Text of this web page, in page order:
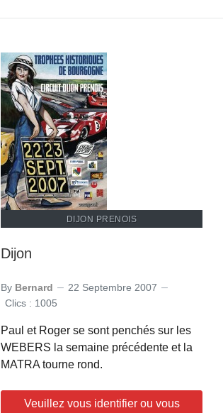
DIJON PRENOIS
Dijon
By Bernard
22 Septembre 2007
Clics : 1005
Paul et Roger se sont penchés sur les
WEBERS la semaine précédente et la
MATRA tourne rond.
Veuillez vous identifier ou vous